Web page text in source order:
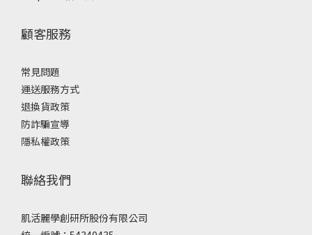
顧客服務
常見問題
運送服務方式
退換貨政策
防詐騙宣導
隱私權政策
聯絡我們
肌活麗學創研所股份有限公司